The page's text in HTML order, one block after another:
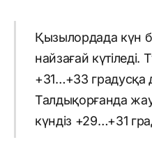
Қызылордада күн
найзағай күтіледі.
+31…+33 градусқа
Талдықорғанда
күндіз +29…+31